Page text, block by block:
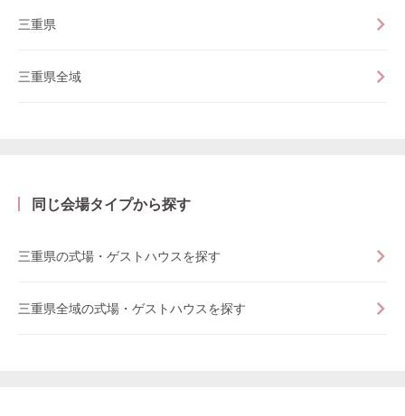
三重県
三重県全域
同じ会場タイプから探す
三重県の式場・ゲストハウスを探す
三重県全域の式場・ゲストハウスを探す